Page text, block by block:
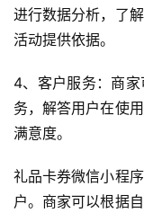
关
于
案
例
务
进行数据分析，了
活动提供依据。
4、客户服务：商
务，解答用户在使
满意度。
礼品卡券微信小程
户。商家可以根据